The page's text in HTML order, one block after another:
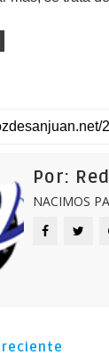
Por:
NACIMOS